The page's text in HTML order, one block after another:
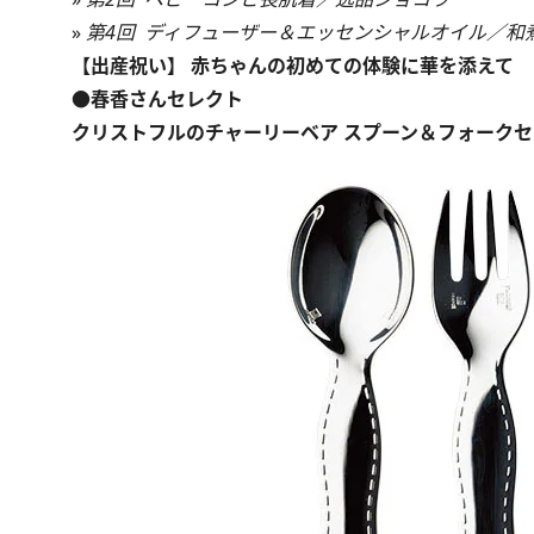
» 第4回 ディフューザー＆エッセンシャルオイル／和
【出産祝い】 赤ちゃんの初めての体験に華を添えて
●春香さんセレクト
クリストフルのチャーリーベア スプーン＆フォーク